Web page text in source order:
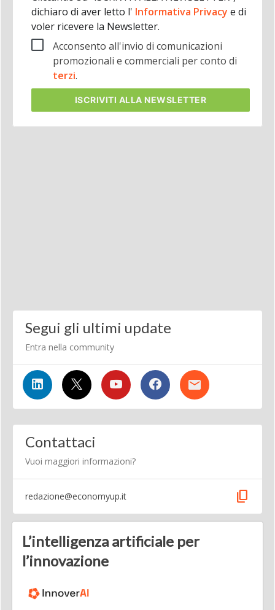
dichiaro di aver letto l' Informativa Privacy e di
voler ricevere la Newsletter.
Acconsento all'invio di comunicazioni
promozionali e commerciali per conto di
terzi.
ISCRIVITI ALLA NEWSLETTER
Segui gli ultimi update
Entra nella community
Contattaci
Vuoi maggiori informazioni?
redazione@economyup.it content_copy
L’intelligenza artificiale per
l’innovazione